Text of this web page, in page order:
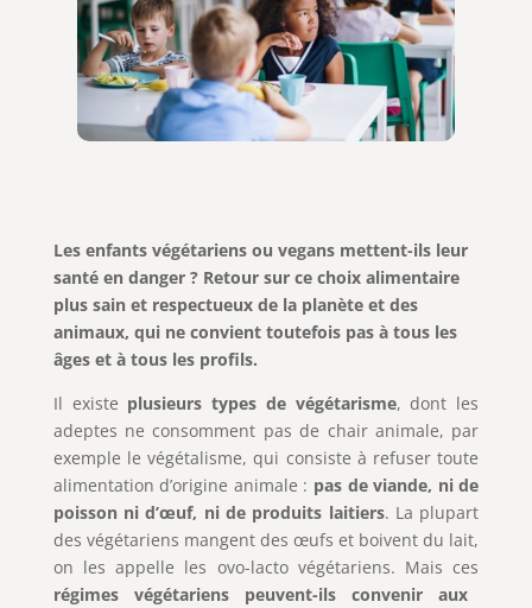
Les enfants végétariens ou vegans mettent-ils leur
santé en danger ? Retour sur ce choix alimentaire
plus sain et respectueux de la planète et des
animaux, qui ne convient toutefois pas à tous les
âges et à tous les profils.
Il existe plusieurs types de végétarisme, dont les
adeptes ne consomment pas de chair animale, par
exemple le végétalisme, qui consiste à refuser toute
alimentation d’origine animale : pas de viande, ni de
poisson ni d’œuf, ni de produits laitiers. La plupart
des végétariens mangent des œufs et boivent du lait,
on les appelle les ovo-lacto végétariens. Mais ces
régimes végétariens peuvent-ils convenir aux